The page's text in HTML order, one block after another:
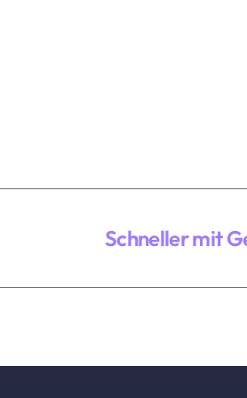
Schneller mit